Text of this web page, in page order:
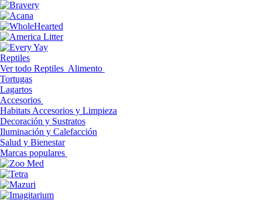
Reptiles
Ver todo Reptiles Alimento
Tortugas
Lagartos
Accesorios
Habitats Accesorios y Limpieza
Decoración y Sustratos
Iluminación y Calefacción
Salud y Bienestar
Marcas populares